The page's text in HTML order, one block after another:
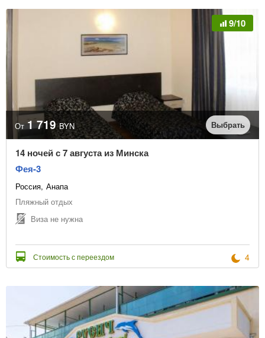
9/10
От 1 719 BYN Выбрать
14 ночей с 7 августа из Минска
Фея-3
Россия Анапа
Пляжный отдых
Виза не нужна
Стоимость с переездом 4